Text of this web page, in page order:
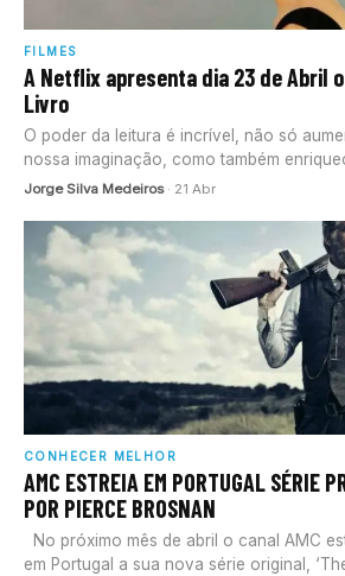
FILMES
A Netflix apresenta dia 23 de Abril
Livro
O poder da leitura é incrível, não só
nossa imaginação, como também
vocabulário…
Jorge Silva Medeiros· 21 Abr
CONHECER MELHOR
AMC ESTREIA EM PORTUGAL SÉRIE
POR PIERCE BROSNAN
No próximo mês de abril o canal AMC
em Portugal a sua nova série original,